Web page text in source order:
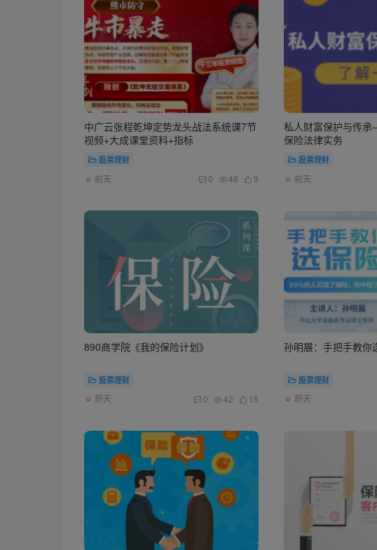
中广云张程乾坤定势龙头战法系统课7节
视频+大成课堂资料+指标
股票理财
前天 0 48 9
私人财富保护与传
保险法律实务
股票理财
前天
890商学院《我的保险计划》
股票理财
前天 0 42 15
孙明展：手把手教你
股票理财
前天